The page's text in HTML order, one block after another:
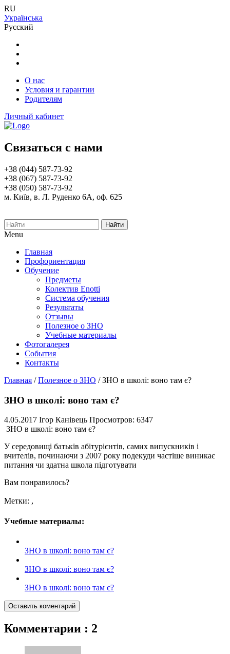
RU
Українська
Русский
О нас
Условия и гарантии
Родителям
Личный кабинет
Связаться с нами
+38 (044) 587-73-92
+38 (067) 587-73-92
+38 (050) 587-73-92
м. Київ, в. Л. Руденко 6А, оф. 625
Найти
Menu
Главная
Профориентация
Обучение
Предметы
Колектив Enotti
Система обучения
Результаты
Отзывы
Полезное о ЗНО
Учебные материалы
Фотогалерея
События
Контакты
Главная /Полезное о ЗНО /ЗНО в школі: воно там є?
ЗНО в школі: воно там є?
4.05.2017 Ігор Канівець Просмотров: 6347
ЗНО в школі: воно там є?
У середовищі батьків абітурієнтів, самих випускників і
вчителів, починаючи з 2007 року подекуди частіше виникає
питання чи здатна школа підготувати
Вам понравилось?
Метки: ,
Учебные материалы:
ЗНО в школі: воно там є?
ЗНО в школі: воно там є?
ЗНО в школі: воно там є?
Оставить коментарий
Комментарии : 2